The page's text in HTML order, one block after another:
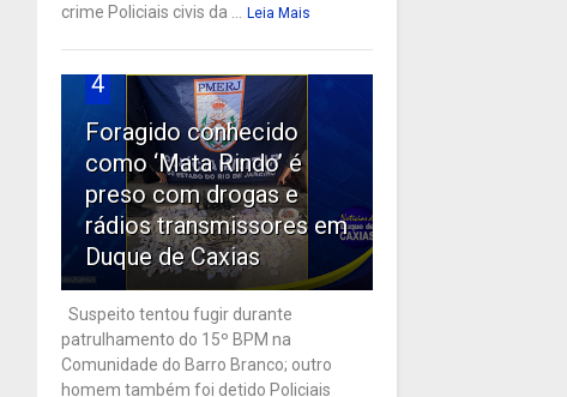
crime Policiais civis da ...
Leia Mais
4
Foragido conhecido
como ‘Mata Rindo’ é
preso com drogas e
rádios transmissores em
Duque de Caxias
Suspeito tentou fugir durante
patrulhamento do 15º BPM na
Comunidade do Barro Branco; outro
homem também foi detido Policiais